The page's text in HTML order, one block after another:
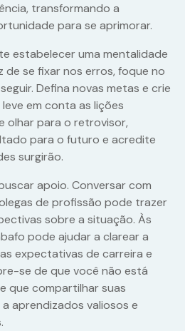
transformando a
para se aprimorar.
estabelecer uma mentalidade
de se fixar nos erros, foque no
Defina novas metas e crie
em conta as lições
olhar para o retrovisor,
para o futuro e acredite
surgirão.
apoio. Conversar com
de profissão pode trazer
sobre a situação. Às
pode ajudar a clarear a
expectativas de carreira e
se de que você não está
que compartilhar suas
aprendizados valiosos e